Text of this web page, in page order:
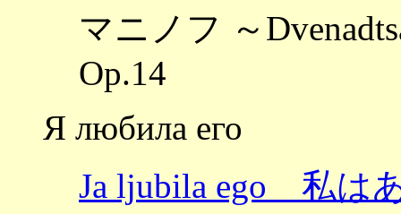
マニノフ ～
Op.14
Я любила его
Ja ljubila ego 私は